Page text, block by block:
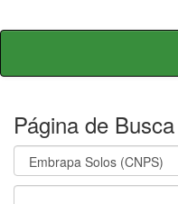
Skip
Página de Busca